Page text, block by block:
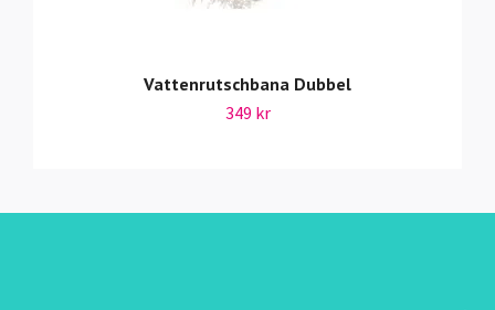
Vattenrutschbana Dubbel
349 kr